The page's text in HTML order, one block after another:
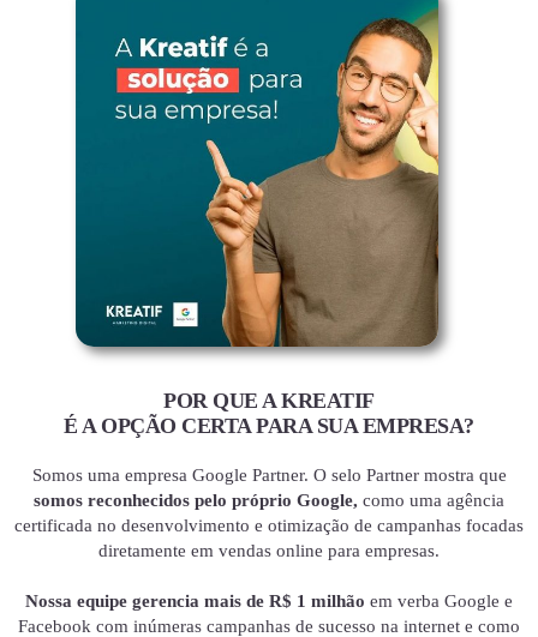
POR QUE A KREATIF
É A OPÇÃO CERTA PARA SUA EMPRESA?
Somos uma empresa Google Partner. O selo Partner mostra que
somos reconhecidos pelo próprio Google, como uma agência
certificada no desenvolvimento e otimização de campanhas focadas
diretamente em vendas online para empresas.
Nossa equipe gerencia mais de R$ 1 milhão em verba Google e
Facebook com inúmeras campanhas de sucesso na internet e como